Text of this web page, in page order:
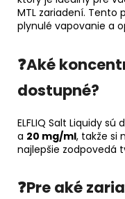
MTL zariadení. Tento
plynulé vapovanie a
❓Aké
dostupné?
ELFLIQ Salt Liquidy
a 20 mg/ml, takže si
najlepšie zodpovedá
❓Pre aké